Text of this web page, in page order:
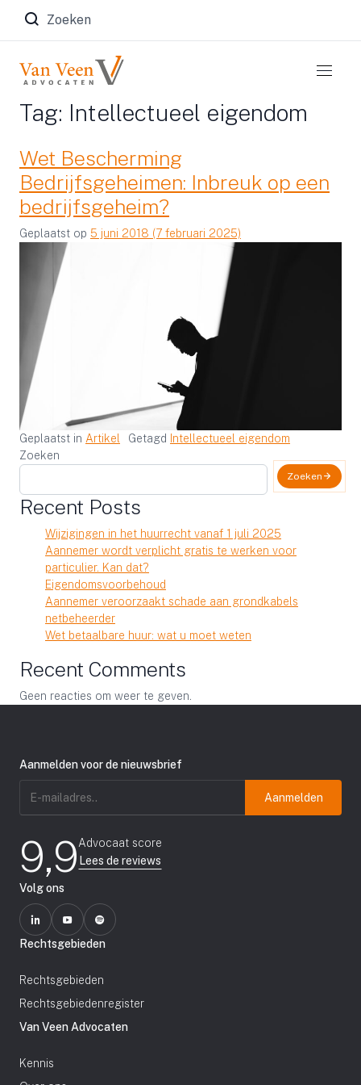
Zoeken naar:
Tag: Intellectueel eigendom
Wet Bescherming
Bedrijfsgeheimen: Inbreuk op een
bedrijfsgeheim?
Geplaatst op 5 juni 2018 (7 februari 2025)
Geplaatst in Artikel Getagd
Intellectueel eigendom
Zoeken
Zoeken
Recent Posts
Wijzigingen in het huurrecht vanaf 1 juli 2025
Aannemer wordt verplicht gratis te werken voor
particulier. Kan dat?
Eigendomsvoorbehoud
Aannemer veroorzaakt schade aan grondkabels
netbeheerder
Wet betaalbare huur: wat u moet weten
Recent Comments
Geen reacties om weer te geven.
Aanmelden voor de nieuwsbrief
9,9Advocaat score
Lees de reviews
Volg ons
Rechtsgebieden
Rechtsgebieden
Rechtsgebiedenregister
Van Veen Advocaten
Kennis